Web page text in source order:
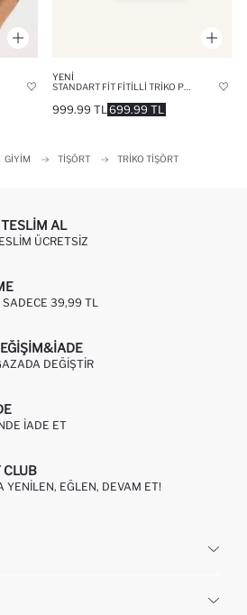
YENI
699.99 TL
999.99 TL
GIYIM TIŞÖRT TRIKO TIŞÖRT
AL
ÜCRETSIZ
SADECE 39,99 TL
DEĞIŞTIR
IADE ET
CLUB
YENILEN, EĞLEN, DEVAM ET!